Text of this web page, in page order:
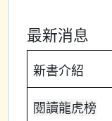
最新消息
新書介紹
閱讀龍虎榜